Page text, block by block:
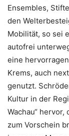
Ensembles,
den
Mobilität, so sei
autofrei
eine
Krems, auch
genutzt.
Kultur in der
Wachau“
zum Vorschein